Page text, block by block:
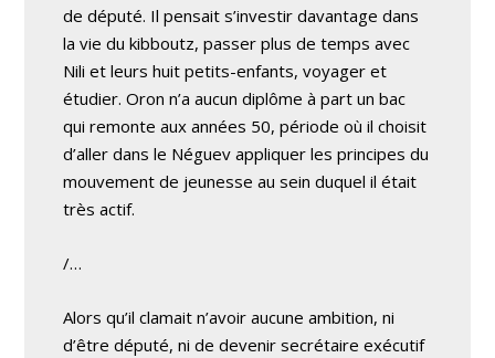
de député. Il pensait s’investir davantage dans
la vie du kibboutz, passer plus de temps avec
Nili et leurs huit petits-enfants, voyager et
étudier. Oron n’a aucun diplôme à part un bac
qui remonte aux années 50, période où il choisit
d’aller dans le Néguev appliquer les principes du
mouvement de jeunesse au sein duquel il était
très actif.
/…
Alors qu’il clamait n’avoir aucune ambition, ni
d’être député, ni de devenir secrétaire exécutif